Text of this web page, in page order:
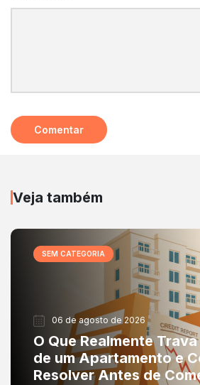
Veja também
SEM CATEGORIA
06 de agosto de 2026
O Que Realmente
de um Apartamento e
Resolver Antes de